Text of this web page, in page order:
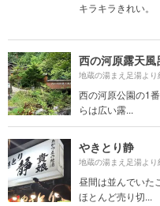
キラキラきれい。
西の河原露天風
地蔵の湯まえ足湯より
西の河原公園の1
らは広い露...
やきとり静
地蔵の湯まえ足湯より
昼間は並んでいた
ほとんど売り切...